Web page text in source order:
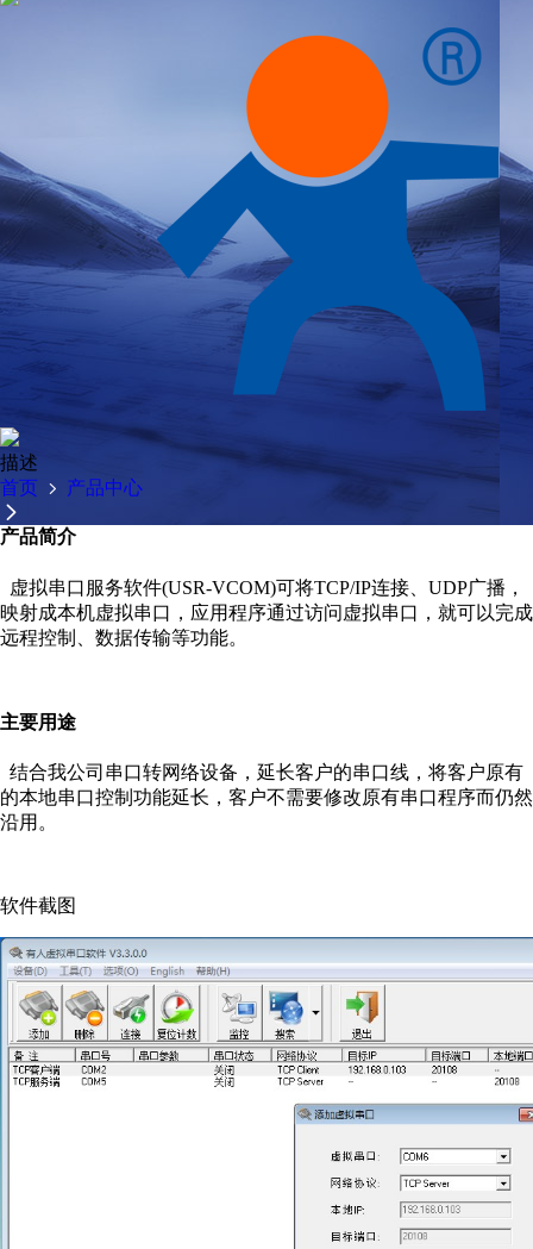
描述
首页
产品中心
产品简介
虚拟串口服务软件(USR-VCOM)可将TCP/IP连接、UDP广播，
映射成本机虚拟串口，应用程序通过访问虚拟串口，就可以完成
远程控制、数据传输等功能。
主要用途
结合我公司串口转网络设备，延长客户的串口线，将客户原有
的本地串口控制功能延长，客户不需要修改原有串口程序而仍然
沿用。
软件截图